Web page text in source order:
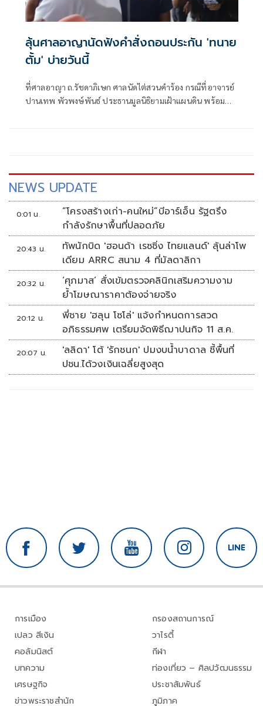
ลุ้นศาลอาญานัดฟังคำสั่งถอนประกัน 'ทนาย
ตั้ม' บ่ายวันนี้
ที่ศาลอาญา ถ.รัชดาภิเษก ศาลนัดไต่สวนคำร้อง กรณีที่อาจารย์
ปานเทพ พัวพงษ์พันธ์ ประธานมูลนิธิยามเฝ้าแผนดิน พร้อม
NEWS UPDATE
0:01 น.
“โครงสร้างเก่า-คนใหม่”บีอาร์เอ็น รัฐตรึง
กำลังรักษาพื้นที่ปลอดภัย
20:43 น.
ทัพนักบิด 'ฮอนด้า เรซซิ่ง ไทยแลนด์' ลุ้นล่าโพ
เดียม ARRC สนาม 4 ที่มัลดาลิกา
20:32 น.
‘ศุภมาส’ สั่งเข้มตรวจคลินิกเสริมความงาม
ย้ำโฆษณาราคาต้องจ่ายจริง
20:12 น.
พี่ชาย 'ฮลุน โซโล่' แจ้งกำหนดการสวด
อภิธรรมศพ เตรียมจัดพิธีฌาปนกิจ 11 ส.ค.
20:07 น.
'ลลิดา' โต้ 'รักชนก' ปมงบน้ำบาดาล ชี้พื้นที่
ปชน.ได้วงเงินเฉลี่ยสูงสุด
การเมือง
เปลว สีเงิน
คอลัมนิสต์
บทความ
เศรษฐกิจ
ข่าวพระราชสำนัก
กรองสถานการณ์
วาไรตี้
กีฬา
ท่องเที่ยว – ศิลปวัฒนธรรม
ประชาสัมพันธ์
ภูมิภาค